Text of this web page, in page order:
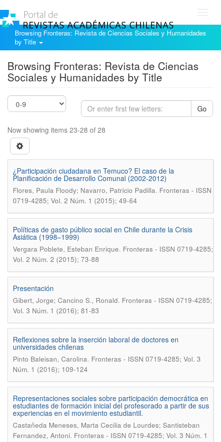
Browsing Fronteras: Revista de Ciencias Sociales y Humanidades
by Title
Browsing Fronteras: Revista de Ciencias
Sociales y Humanidades by Title
Go
Now showing items 23-28 of 28
¿Participación ciudadana en Temuco? El caso de la
Planificación de Desarrollo Comunal (2002-2012)
Flores, Paula Floody; Navarro, Patricio Padilla. Fronteras - ISSN
0719-4285; Vol. 2 Núm. 1 (2015); 49-64
Políticas de gasto público social en Chile durante la Crisis
Asiática (1998–1999)
Vergara Poblete, Esteban Enrique. Fronteras - ISSN 0719-4285;
Vol. 2 Núm. 2 (2015); 73-88
Presentación
Gibert, Jorge; Cancino S., Ronald. Fronteras - ISSN 0719-4285;
Vol. 3 Núm. 1 (2016); 81-83
Reflexiones sobre la inserción laboral de doctores en
universidades chilenas
Pinto Baleisan, Carolina. Fronteras - ISSN 0719-4285; Vol. 3
Núm. 1 (2016); 109-124
Representaciones sociales sobre participación democrática en
estudiantes de formación inicial del profesorado a partir de sus
experiencias en el movimiento estudiantil.
Castañeda Meneses, Marta Cecilia de Lourdes; Santisteban
Fernandez, Antoni. Fronteras - ISSN 0719-4285; Vol. 3 Núm. 1